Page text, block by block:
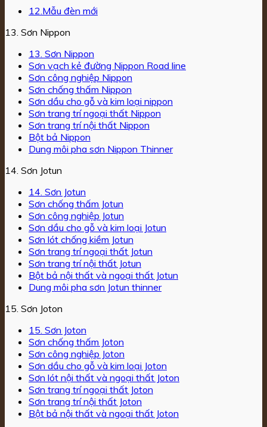
12.Mẫu đèn mới
13. Sơn Nippon
13. Sơn Nippon
Sơn vạch kẻ đường Nippon Road line
Sơn công nghiệp Nippon
Sơn chống thấm Nippon
Sơn dầu cho gỗ và kim loại nippon
Sơn trang trí ngoại thất Nippon
Sơn trang trí nội thất Nippon
Bột bả Nippon
Dung môi pha sơn Nippon Thinner
14. Sơn Jotun
14. Sơn Jotun
Sơn chống thấm Jotun
Sơn công nghiệp Jotun
Sơn dầu cho gỗ và kim loại Jotun
Sơn lót chống kiềm Jotun
Sơn trang trí ngoại thất Jotun
Sơn trang trí nội thất Jotun
Bột bả nội thất và ngoại thất Jotun
Dung môi pha sơn Jotun thinner
15. Sơn Joton
15. Sơn Joton
Sơn chống thấm Joton
Sơn công nghiệp Joton
Sơn dầu cho gỗ và kim loại Joton
Sơn lót nội thất và ngoại thất Joton
Sơn trang trí ngoại thất Joton
Sơn trang trí nội thất Joton
Bột bả nội thất và ngoại thất Joton